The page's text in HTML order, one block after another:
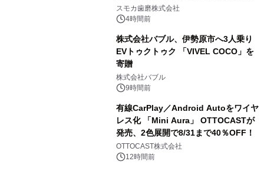
始！
スモカ歯磨株式会社
4時間前
株式会社バブル、伊勢原市へ3人乗り
EVトゥクトゥク 「VIVEL COCO」を
寄贈
株式会社バブル
9時間前
有線CarPlay／Android Autoをワイヤ
レス化 「Mini Aura」 OTTOCASTが
発売、2色展開で8/31まで40％OFF！
OTTOCAST株式会社
12時間前